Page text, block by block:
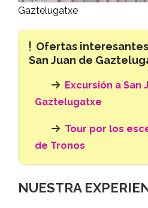
Gaztelugatxe
Ofertas
San Juan de
Excursión a San
Gaztelugatxe
Tour por los
de Tronos
NUESTRA